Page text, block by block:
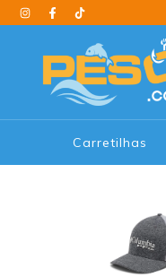
Carretilhas